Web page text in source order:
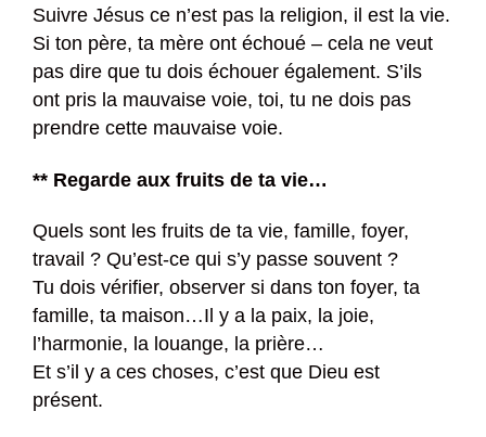
Suivre Jésus ce n’est pas la religion, il est la vie.
Si ton père, ta mère ont échoué – cela ne veut
pas dire que tu dois échouer également. S’ils
ont pris la mauvaise voie, toi, tu ne dois pas
prendre cette mauvaise voie.
** Regarde aux fruits de ta vie…
Quels sont les fruits de ta vie, famille, foyer,
travail ? Qu’est-ce qui s’y passe souvent ?
Tu dois vérifier, observer si dans ton foyer, ta
famille, ta maison…Il y a la paix, la joie,
l’harmonie, la louange, la prière…
Et s’il y a ces choses, c’est que Dieu est
présent.